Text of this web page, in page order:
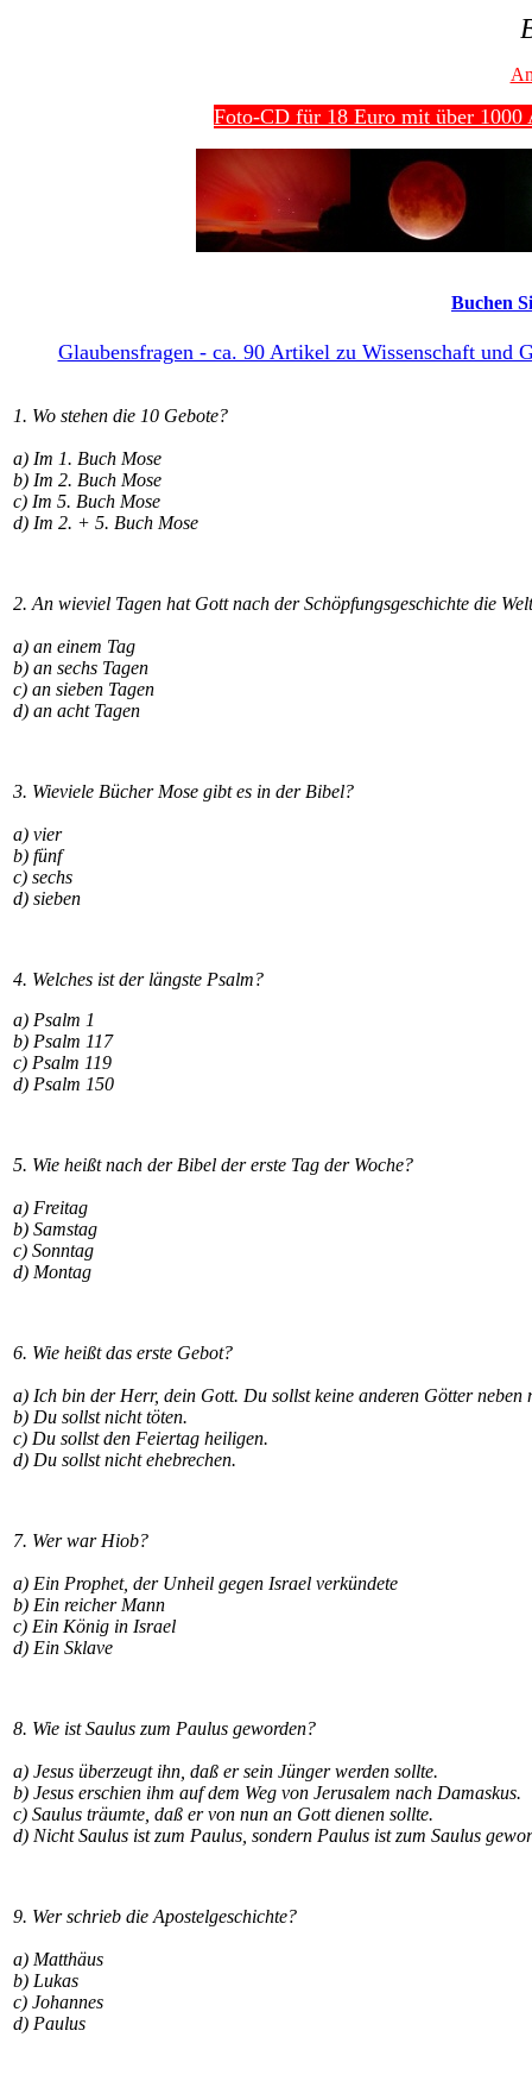
Foto-CD für 18 Euro mit über
Buchen
Glaubensfragen - ca. 90 Artikel zu Wissenschaft und
1. Wo stehen die 10 Gebote?
a) Im 1. Buch Mose
b) Im 2. Buch Mose
c) Im 5. Buch Mose
d) Im 2. + 5. Buch Mose
2. An wieviel Tagen hat Gott nach der Schöpfungsgeschichte die
a) an einem Tag
b) an sechs Tagen
c) an sieben Tagen
d) an acht Tagen
3. Wieviele Bücher Mose gibt es in der Bibel?
a) vier
b) fünf
c) sechs
d) sieben
4. Welches ist der längste Psalm?
a) Psalm 1
b) Psalm 117
c) Psalm 119
d) Psalm 150
5. Wie heißt nach der Bibel der erste Tag der Woche?
a) Freitag
b) Samstag
c) Sonntag
d) Montag
6. Wie heißt das erste Gebot?
a) Ich bin der Herr, dein Gott. Du sollst keine anderen Götter neben
b) Du sollst nicht töten.
c) Du sollst den Feiertag heiligen.
d) Du sollst nicht ehebrechen.
7. Wer war Hiob?
a) Ein Prophet, der Unheil gegen Israel verkündete
b) Ein reicher Mann
c) Ein König in Israel
d) Ein Sklave
8. Wie ist Saulus zum Paulus geworden?
a) Jesus überzeugt ihn, daß er sein Jünger werden sollte.
b) Jesus erschien ihm auf dem Weg von Jerusalem nach Damaskus.
c) Saulus träumte, daß er von nun an Gott dienen sollte.
d) Nicht Saulus ist zum Paulus, sondern Paulus ist zum Saulus
9. Wer schrieb die Apostelgeschichte?
a) Matthäus
b) Lukas
c) Johannes
d) Paulus